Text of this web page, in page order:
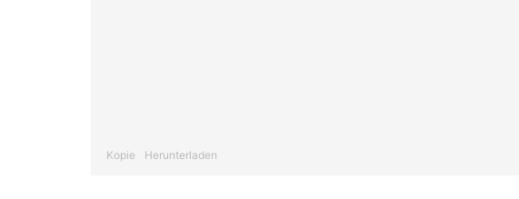
Kopie Herunterladen